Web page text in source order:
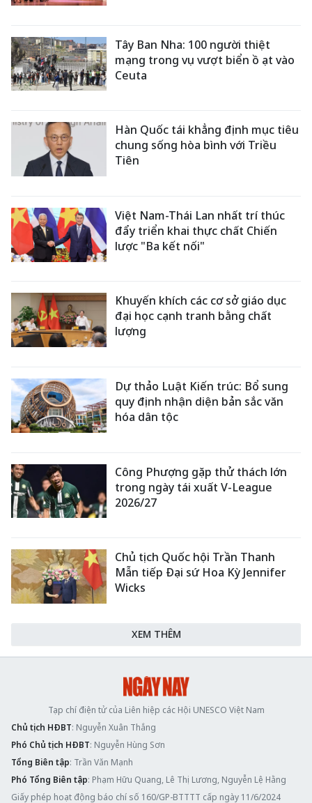
Tây Ban Nha: 100 người thiệt
mạng trong vụ vượt biển ồ ạt vào
Ceuta
Hàn Quốc tái khẳng định mục tiêu
chung sống hòa bình với Triều
Tiên
Việt Nam-Thái Lan nhất trí thúc
đẩy triển khai thực chất Chiến
lược "Ba kết nối"
Khuyến khích các cơ sở giáo dục
đại học cạnh tranh bằng chất
lượng
Dự thảo Luật Kiến trúc: Bổ sung
quy định nhận diện bản sắc văn
hóa dân tộc
Công Phượng gặp thử thách lớn
trong ngày tái xuất V-League
2026/27
Chủ tịch Quốc hội Trần Thanh
Mẫn tiếp Đại sứ Hoa Kỳ Jennifer
Wicks
XEM THÊM
Tạp chí điện tử của Liên hiệp các Hội UNESCO Việt Nam
Chủ tịch HĐBT: Nguyễn Xuân Thắng
Phó Chủ tịch HĐBT: Nguyễn Hùng Sơn
Tổng Biên tập: Trần Văn Mạnh
Phó Tổng Biên tập: Phạm Hữu Quang, Lê Thị Lương, Nguyễn Lệ Hằng
Giấy phép hoạt động báo chí số 160/GP-BTTTT cấp ngày 11/6/2024